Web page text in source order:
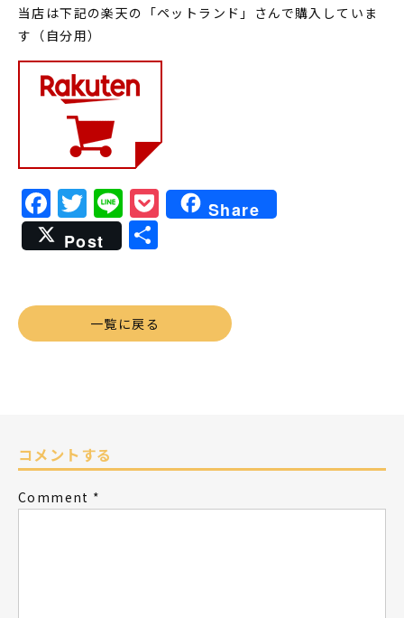
当店は下記の楽天の「ペットランド」さんで購入していま
す（自分用）
Facebook
Twitter
LinePocket
Share
Post
共
一覧に戻る
コメントする
Comment *